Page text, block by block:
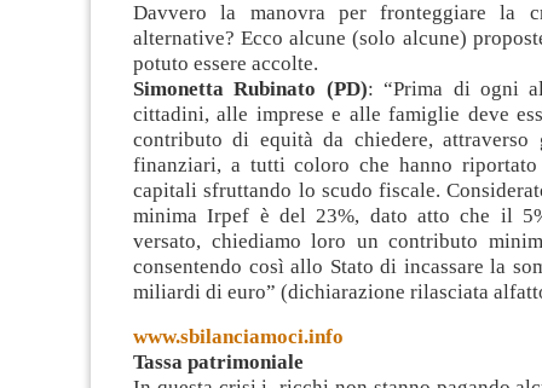
Davvero la manovra per fronteggiare la
alternative? Ecco alcune (solo alcune)
potuto essere accolte.
Simonetta Rubinato (PD): “Prima di ogni
cittadini, alle imprese e alle famiglie deve
contributo di equità da chiedere, attraverso
finanziari, a tutti coloro che hanno
capitali sfruttando lo scudo fiscale.
minima Irpef è del 23%, dato atto che il
versato, chiediamo loro un contributo
consentendo così allo Stato di incassare la
miliardi di euro” (dichiarazione rilasciata
www.sbilanciamoci.info
Tassa patrimoniale